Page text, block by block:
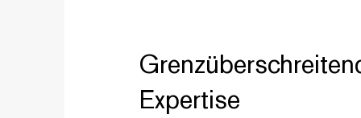
Expertise